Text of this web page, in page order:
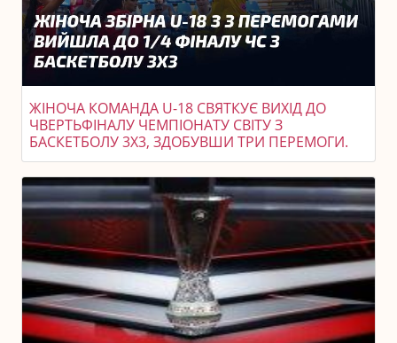
ЖІНОЧА КОМАНДА U-18 СВЯТКУЄ ВИХІД ДО
ЧВЕРТЬФІНАЛУ ЧЕМПІОНАТУ СВІТУ З
БАСКЕТБОЛУ 3X3, ЗДОБУВШИ ТРИ ПЕРЕМОГИ.